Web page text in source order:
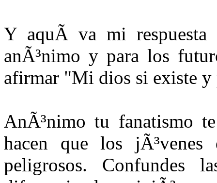
Y aquÃ­ va mi respuesta
anÃ³nimo y para los
afirmar "Mi dios si existe
AnÃ³nimo tu fanatismo
hacen que los jÃ³venes
peligrosos. Confundes